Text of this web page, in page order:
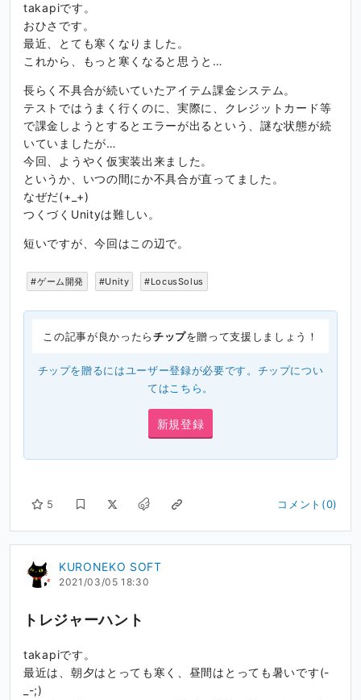
takapiです。
おひさです。
最近、とても寒くなりました。
これから、もっと寒くなると思うと…
長らく不具合が続いていたアイテム課金システム。
テストではうまく行くのに、実際に、クレジットカード等
で課金しようとするとエラーが出るという、謎な状態が続
いていましたが…
今回、ようやく仮実装出来ました。
というか、いつの間にか不具合が直ってました。
なぜだ(+_+)
つくづくUnityは難しい。
短いですが、今回はこの辺で。
#ゲーム開発 #Unity #LocusSolus
この記事が良かったらチップを贈って支援しましょう！
チップを贈るにはユーザー登録が必要です。チップについ
ては こちら 。
新規登録
5 コメント(0)
KURONEKO SOFT
2021/03/05 18:30
トレジャーハント
takapiです。
最近は、朝夕はとっても寒く、昼間はとっても暑いです(-
_-;)